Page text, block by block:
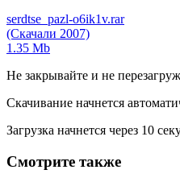
serdtse_pazl-o6ik1v.rar
(Скачали 2007)
1.35 Mb
Не закрывайте и не
Скачивание начнется
Загрузка начнется через 10
Смотрите также